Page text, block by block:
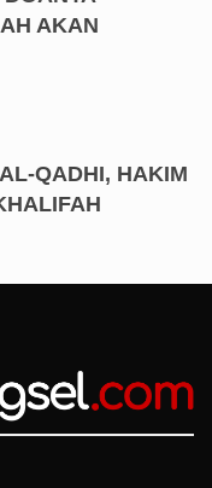
AKAN
QADHI, HAKIM